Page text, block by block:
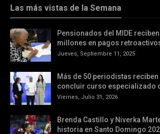
Las más vistas de la Semana
Pensionados del MIDE
millones en pagos
Jueves, Septiembre 11, 2025
Más de 50 periodistas
concluir curso especializado
Viernes, Julio 31, 2026
Brenda Castillo y Niverka
historia en Santo Domingo